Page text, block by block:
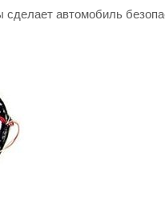
автомобиль